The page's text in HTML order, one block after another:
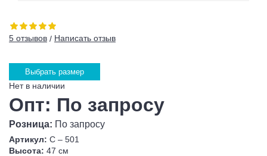
5 отзывов / Написать отзыв
Выбрать размер
Нет в наличии
Опт: По запросу
Розница: По запросу
Артикул: С – 501
Высота: 47 см